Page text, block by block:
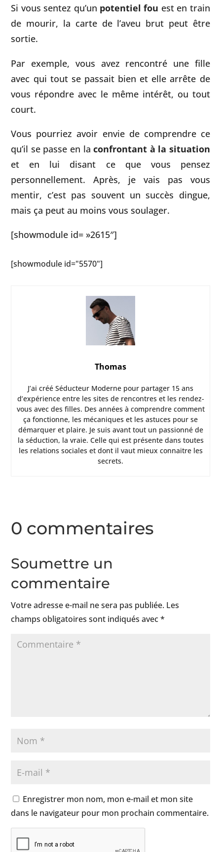
Si vous sentez qu’un potentiel fou est en train
de mourir, la carte de l’aveu brut peut être
sortie.
Par exemple, vous avez rencontré une fille
avec qui tout se passait bien et elle arrête de
vous répondre avec le même intérêt, ou tout
court.
Vous pourriez avoir envie de comprendre ce
qu’il se passe en laconfrontant à la situation
et en lui disant ce que vous pensez
personnellement. Après, je vais pas vous
mentir, c’est pas souvent un succès dingue,
mais ça peut au moins vous soulager.
[showmodule id= »2615″]
[showmodule id="5570"]
Thomas
J’ai créé Séducteur Moderne pour partager 15 ans
d’expérience entre les sites de rencontres et les rendez-
vous avec des filles. Des années à comprendre comment
ça fonctionne, les mécaniques et les astuces pour se
démarquer et plaire. Je suis avant tout un passionné de
la séduction, la vraie. Celle qui est présente dans toutes
les relations sociales et dont il vaut mieux connaitre les
secrets.
0 commentaires
Soumettre un
commentaire
Votre adresse e-mail ne sera pas publiée. Les
champs obligatoires sont indiqués avec*
Enregistrer mon nom, mon e-mail et mon site
dans le navigateur pour mon prochain commentaire.